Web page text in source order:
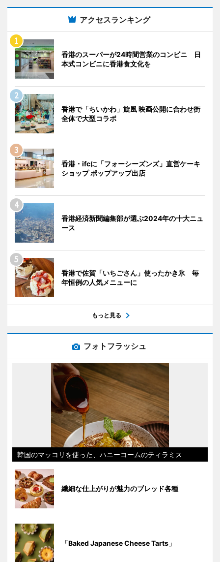
アクセスランキング
香港のスーパーが24時間営業のコンビニ 日
本式コンビニに香港食文化を
香港で「ちいかわ」旋風 映画公開に合わせ街
全体で大型コラボ
香港・ifcに「フォーシーズンズ」直営ケーキ
ショップ ポップアップ出店
香港経済新聞編集部が選ぶ2024年の十大ニュ
ース
香港で佐賀「いちごさん」使ったかき氷 毎
年恒例の人気メニューに
もっと見る
フォトフラッシュ
韓国のマッコリを使った、ハニーコームのティラミス
繊細な仕上がりが魅力のブレッド各種
「Baked Japanese Cheese Tarts」